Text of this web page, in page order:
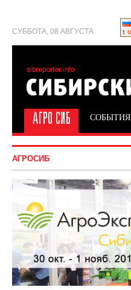
СУББОТА, 08 АВГУСТА
СОБЫТИЯ
АГРОСИБ